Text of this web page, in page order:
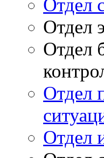
Отдел
Отдел
Отдел
Отдел
Отдел